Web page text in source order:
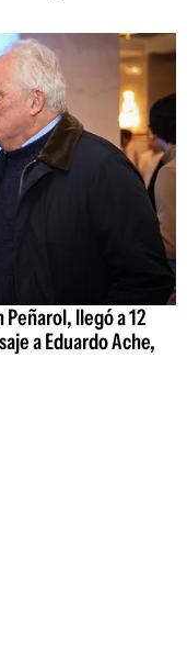
llegó a 12
a Eduardo Ache,